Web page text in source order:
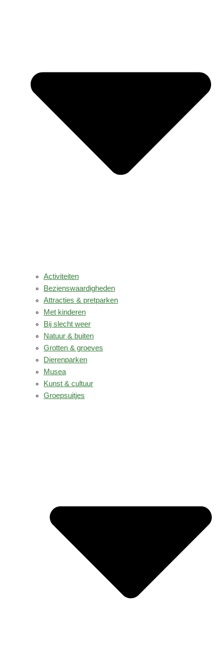
Activiteiten
Bezienswaardigheden
Attracties & pretparken
Met kinderen
Bij slecht weer
Natuur & buiten
Grotten & groeves
Dierenparken
Musea
Kunst & cultuur
Groepsuitjes